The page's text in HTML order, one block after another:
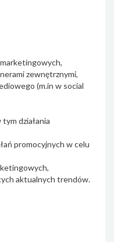
zewnętrznymi,
(m.in w social
działania
promocyjnych w celu
aktualnych trendów.